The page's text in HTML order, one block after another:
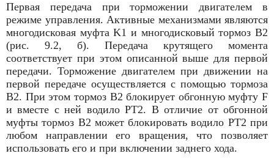
Первая передача при торможении двигателем в
режиме управления. Активные механизмами являются
многодисковая муфта K1 и многодисковый тормоз B2
(рис. 9.2, б). Передача крутящего момента
соответствует при этом описанной выше для первой
передачи. Торможение двигателем при движении на
первой передаче осуществляется с помощью тормоза
B2. При этом тормоз B2 блокирует обгонную муфту F
и вместе с ней водило PT2. В отличие от обгонной
муфты тормоз B2 может блокировать водило PT2 при
любом направлении его вращения, что позволяет
использовать его и при включении заднего хода.